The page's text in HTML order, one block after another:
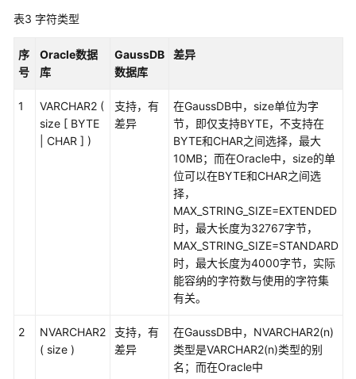
中
_V2.0-
8.x）
GaussDB
数
容
性
表3 字符类型
序
号
Oracle数据
库
GaussDB
数据库
差异
1
VARCHAR2 (
size [ BYTE
| CHAR ] )
支持，有
差异
在GaussDB中，size单位为字
节，即仅支持BYTE，不支持在
BYTE和CHAR之间选择，最大
10MB；而在Oracle中，size的单
位可以在BYTE和CHAR之间选
择，
MAX_STRING_SIZE=EXTENDED
时，最大长度为32767字节，
MAX_STRING_SIZE=STANDARD
时，最大长度为4000字节，实际
能容纳的字符数与使用的字符集
有关。
2
NVARCHAR2
( size )
支持，有
差异
在GaussDB中，NVARCHAR2(n)
类型是VARCHAR2(n)类型的别
名；而在Oracle中